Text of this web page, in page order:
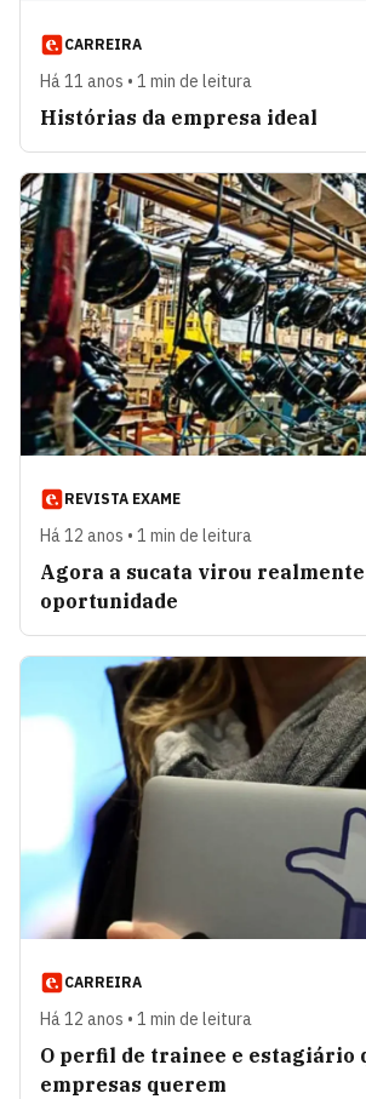
CARREIRA
Há 11 anos • 1 min de leitura
Histórias da empresa ideal
REVISTA EXAME
Há 12 anos • 1 min de leitura
Agora a sucata virou realmente
oportunidade
CARREIRA
Há 12 anos • 1 min de leitura
O perfil de trainee e estagiário
empresas querem